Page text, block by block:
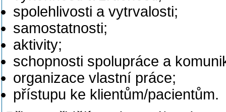
spolehlivosti a vytrvalosti;
samostatnosti;
aktivity;
schopnosti spolupráce a
organizace vlastní práce;
přístupu ke klientům/pacientům.